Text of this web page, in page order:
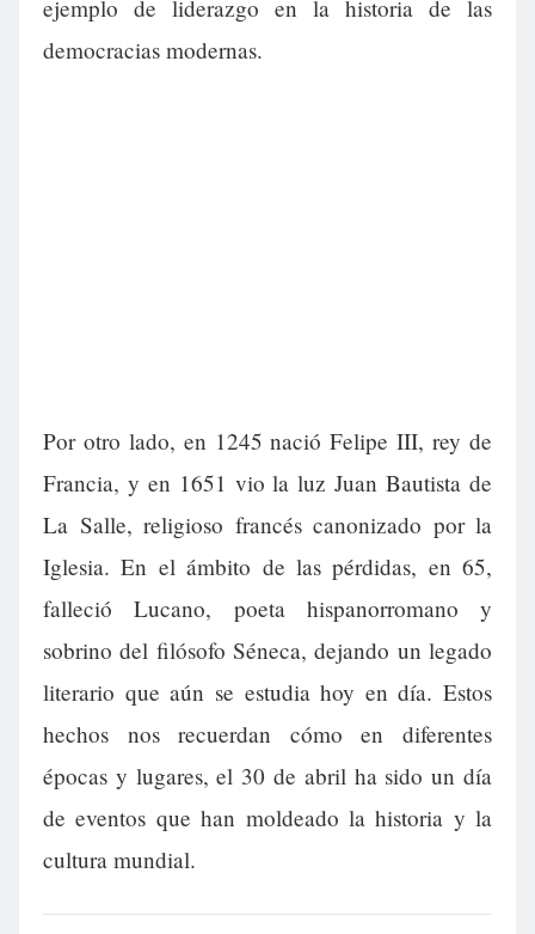
ejemplo de liderazgo en la historia de las
democracias modernas.
Por otro lado, en 1245 nació Felipe III, rey de
Francia, y en 1651 vio la luz Juan Bautista de
La Salle, religioso francés canonizado por la
Iglesia. En el ámbito de las pérdidas, en 65,
falleció Lucano, poeta hispanorromano y
sobrino del filósofo Séneca, dejando un legado
literario que aún se estudia hoy en día. Estos
hechos nos recuerdan cómo en diferentes
épocas y lugares, el 30 de abril ha sido un día
de eventos que han moldeado la historia y la
cultura mundial.